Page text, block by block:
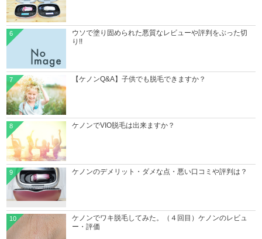
ウソで塗り固められた悪質なレビューや評判をぶった切
り!!
6
【ケノンQ&A】子供でも脱毛できますか？
7
ケノンでVIO脱毛は出来ますか？
8
ケノンのデメリット・ダメな点・悪い口コミや評判は？
9
ケノンでワキ脱毛してみた。（４回目）ケノンのレビュ
ー・評価
10